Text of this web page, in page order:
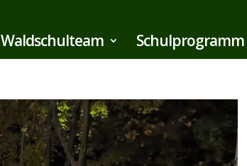
Waldschulteam Schulprogramm